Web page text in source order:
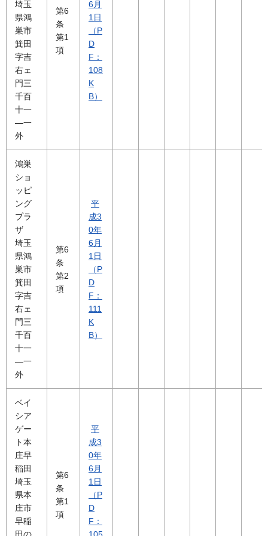
埼玉
県鴻
巣市
箕田
字吉
右ェ
門三
千百
十一
―一
外
第6
条
第1
項
6月
1日
（P
D
F：
108
K
B）
鴻巣
ショ
ッピ
ング
プラ
ザ
埼玉
県鴻
巣市
箕田
字吉
右ェ
門三
千百
十一
―一
外
第6
条
第2
項
平
成3
0年
6月
1日
（P
D
F：
111
K
B）
ベイ
シア
ゲー
ト本
庄早
稲田
埼玉
県本
庄市
早稲
第6
条
第1
項
平
成3
0年
6月
1日
（P
D
F：